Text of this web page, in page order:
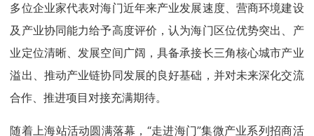
多位企业家代表对海门近年来产业发展速度、营商环境建设
及产业协同能力给予高度评价，认为海门区位优势突出、产
业定位清晰、发展空间广阔，具备承接长三角核心城市产业
溢出、推动产业链协同发展的良好基础，并对未来深化交流
合作、推进项目对接充满期待。
随着上海站活动圆满落幕，“走进海门”集微产业系列招商活